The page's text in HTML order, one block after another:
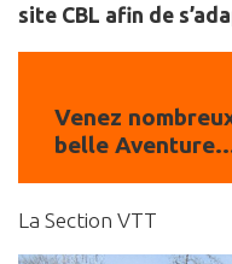
site CBL afin de
Venez
belle
La Section VTT